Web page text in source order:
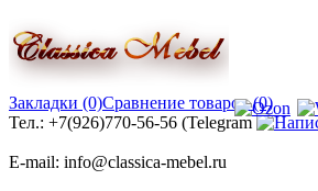
Закладки (0)Сравнение товаров (0)
Тел.: +7(926)770-56-56 (Telegram
E-mail: info@classica-mebel.ru